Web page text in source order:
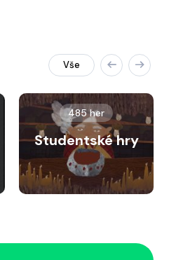
Vše
485 her
Studentské hry